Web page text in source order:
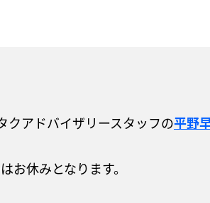
クアドバイザリースタッフの平野
お休みとなります。